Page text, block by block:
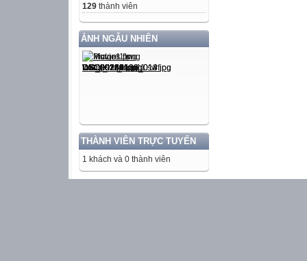
129 thành viên
ẢNH NGẪU NHIÊN
THÀNH VIÊN TRỰC TUYẾN
1 khách và 0 thành viên